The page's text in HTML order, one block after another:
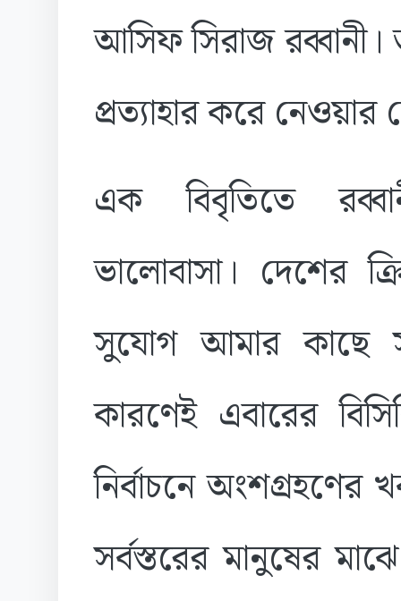
আসিফ সিরাজ
প্রত্যাহার করে
এক বিবৃতিতে
ভালোবাসা। দেশের
সুযোগ আমার কাছে
কারণেই এবারের
নির্বাচনে
সর্বস্তরের মানুষের